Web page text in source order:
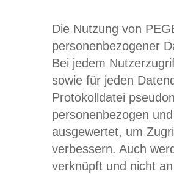
Die Nutzung von
personenbezogener
Bei jedem
sowie für jeden
Protokolldatei
personenbezogen
ausgewertet, um
verbessern. Auch
verknüpft und nicht